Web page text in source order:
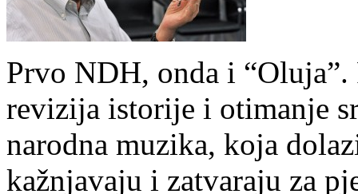
Prvo NDH, onda i
revizija istorije i otimanje
narodna muzika, koja
kažnjavaju i zatvaraju za